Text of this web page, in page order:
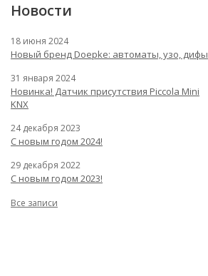
Новости
18 июня 2024
Новый бренд Doepke: автоматы, узо, дифы
31 января 2024
Новинка! Датчик присутствия Piccola Minі
KNX
24 декабря 2023
С новым годом 2024!
29 декабря 2022
С новым годом 2023!
Все записи